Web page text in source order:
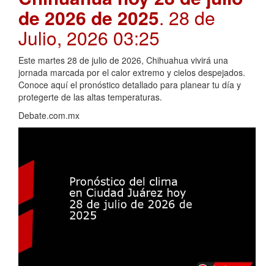
de 2026 de 2025. 28 de
Julio, 2026 03:25
Este martes 28 de julio de 2026, Chihuahua vivirá una
jornada marcada por el calor extremo y cielos despejados.
Conoce aquí el pronóstico detallado para planear tu día y
protegerte de las altas temperaturas.
Debate.com.mx